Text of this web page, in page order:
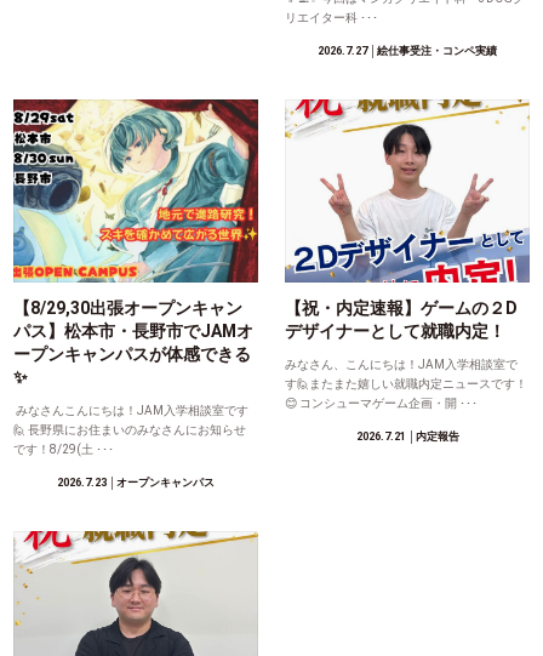
リエイター科 ･･･
2026.7.27│絵仕事受注・コンペ実績
【8/29,30出張オープンキャン
パス】松本市・長野市でJAMオ
ープンキャンパスが体感できる
✨
みなさんこんにちは！JAM入学相談室です
🙋 長野県にお住まいのみなさんにお知らせ
です！8/29(土 ･･･
2026.7.23 │オープンキャンパス
【祝・内定速報】ゲームの２D
デザイナーとして就職内定！
みなさん、こんにちは！JAM入学相談室で
す🙋またまた嬉しい就職内定ニュースです！
😊 コンシューマゲーム企画・開 ･･･
2026.7.21 │内定報告